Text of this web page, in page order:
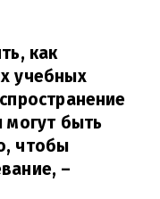
как
учебных
быть
чтобы
–